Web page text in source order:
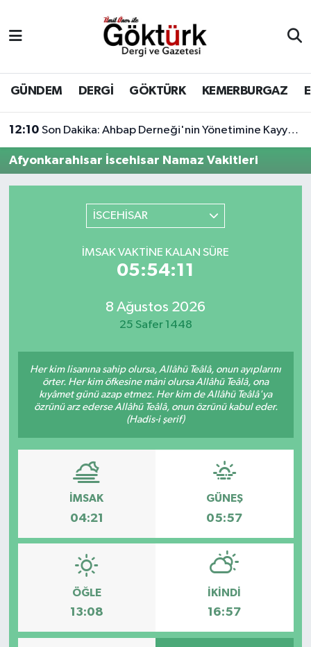
GÜNDEM DERGİ GÖKTÜRK KEMERBURGAZ
12:10 Son Dakika: Ahbap Derneği'nin Yönetimine Kayyum Atandı
Afyonkarahisar İscehisar Namaz Vakitleri
İSCEHİSAR
İMSAK VAKTINE KALAN SÜRE
05:54:11
8 Ağustos 2026
25 Safer 1448
Her kim lisanına sahip olursa, Allâhü Teâlâ, onun ayıplarını
örter. Her kim öfkesine mâni olursa Allâhü Teâlâ, ona
kıyâmet günü azap etmez. Her kim de Allâhü Teâlâ'ya
özrünü arz ederse Allâhü Teâlâ, onun özrünü kabul eder.
(Hadis-i şerif)
İMSAK
04:21
GÜNEŞ
05:57
ÖĞLE
13:08
İKINDI
16:57
BİLİM
DERGİ
DÜNYA
EKONOMİ
KÜLTÜR - SANAT
MAGAZİN
SAĞLIK
TİCARET
YAŞAM
Eyüpsultan Hava Durumu
Eyüpsultan Trafik Yoğunluk Haritası
Süper Lig Puan Durumu ve Fikstür
Tüm Manşetler
Haber Arşivi